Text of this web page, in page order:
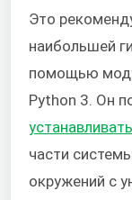
Это
наибольшей
помощью
Python 3. Он
части
окружений с